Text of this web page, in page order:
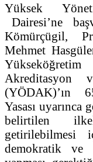
Yüksek
Dairesi’ne
Kömürçügil,
Mehmet
Akreditasyon
(YÖDAK)’ın
Yasası uyarınca
belirtilen
getirilebilmesi
demokratik